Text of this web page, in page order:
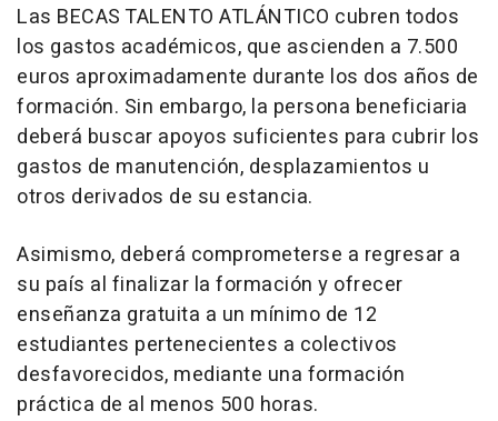
Las BECAS TALENTO ATLÁNTICO cubren todos
los gastos académicos, que ascienden a 7.500
euros aproximadamente durante los dos años de
formación. Sin embargo, la persona beneficiaria
deberá buscar apoyos suficientes para cubrir los
gastos de manutención, desplazamientos u
otros derivados de su estancia.
Asimismo, deberá comprometerse a regresar a
su país al finalizar la formación y ofrecer
enseñanza gratuita a un mínimo de 12
estudiantes pertenecientes a colectivos
desfavorecidos, mediante una formación
práctica de al menos 500 horas.